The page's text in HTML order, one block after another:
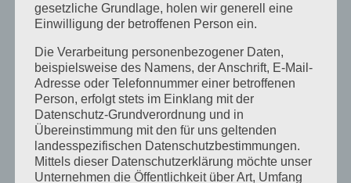
Dezember 2025
April 2025
März 2025
Februar 2025
Januar 2025
Dezember 2024
gesetzliche Grundlage, holen wir generell eine
Einwilligung der betroffenen Person ein.
Die Verarbeitung personenbezogener Daten,
beispielsweise des Namens, der Anschrift, E-Mail-
Adresse oder Telefonnummer einer betroffenen
Person, erfolgt stets im Einklang mit der
Datenschutz-Grundverordnung und in
Übereinstimmung mit den für uns geltenden
landesspezifischen Datenschutzbestimmungen.
Mittels dieser Datenschutzerklärung möchte unser
Unternehmen die Öffentlichkeit über Art, Umfang